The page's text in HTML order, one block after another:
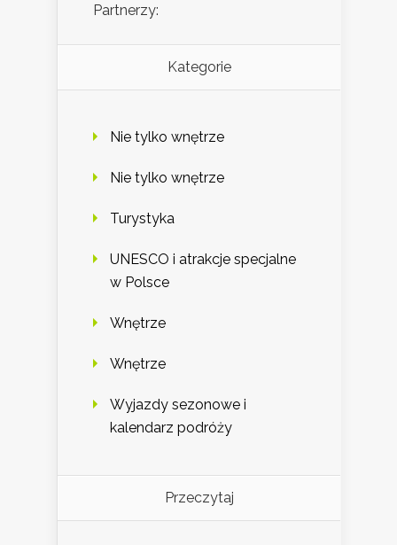
Partnerzy:
Kategorie
Nie tylko wnętrze
Nie tylko wnętrze
Turystyka
UNESCO i atrakcje specjalne
w Polsce
Wnętrze
Wnętrze
Wyjazdy sezonowe i
kalendarz podróży
Przeczytaj